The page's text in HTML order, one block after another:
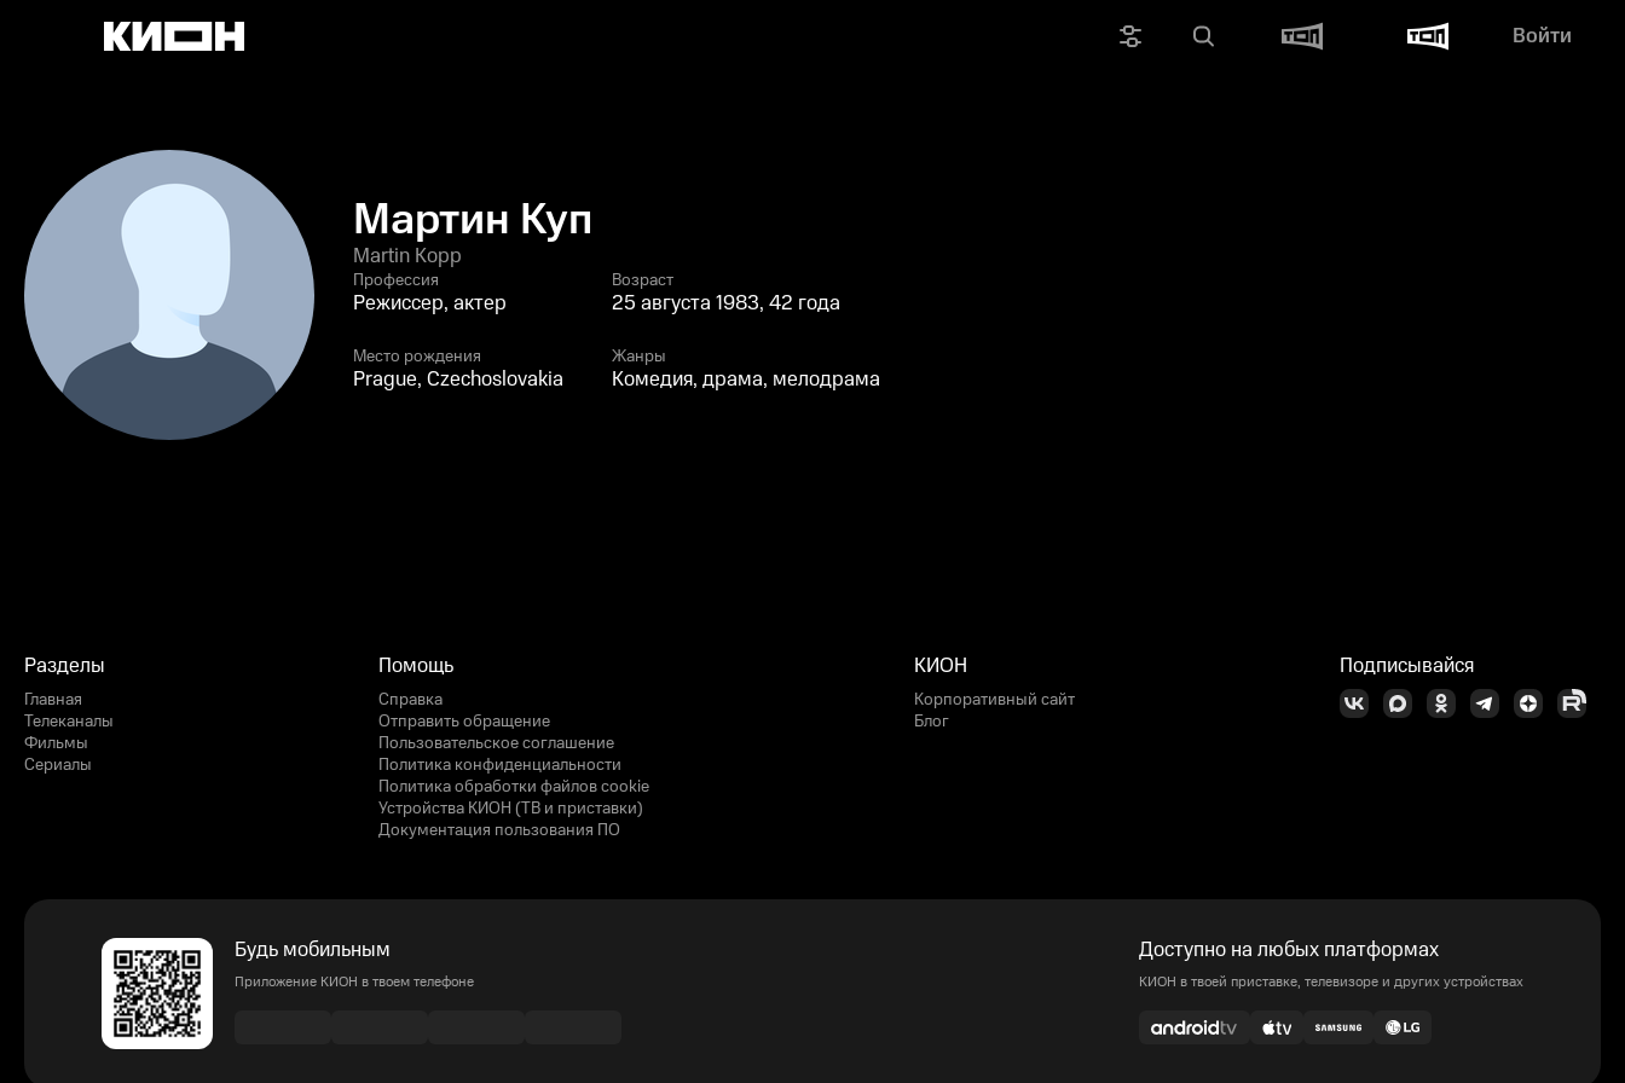
Войти
Мартин Куп
Martin Kopp
Профессия
Режиссер, актер
Возраст
25 августа 1983, 42 года
Место рождения
Prague, Czechoslovakia
Жанры
Комедия, драма, мелодрама
Разделы
Главная
Телеканалы
Фильмы
Сериалы
Помощь
Справка
Отправить обращение
Пользовательское соглашение
Политика конфиденциальности
Политика обработки файлов cookie
Устройства КИОН (ТВ и приставки)
Документация пользования ПО
КИОН
Корпоративный сайт
Блог
Подписывайся
Будь мобильным
Приложение КИОН в твоем телефоне
Доступно на любых платформах
КИОН в твоей приставке, телевизоре и других устройствах